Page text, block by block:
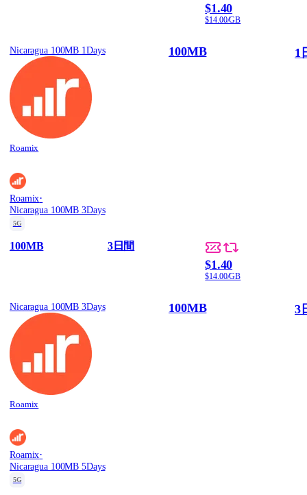
$1.40
$14.00/GB
Nicaragua 100MB 1Days
Roamix
100MB 1
Roamix·
Nicaragua 100MB 3Days
5G
100MB 3日間
$1.40
$14.00/GB
Nicaragua 100MB 3Days
Roamix
100MB 3
Roamix·
Nicaragua 100MB 5Days
5G